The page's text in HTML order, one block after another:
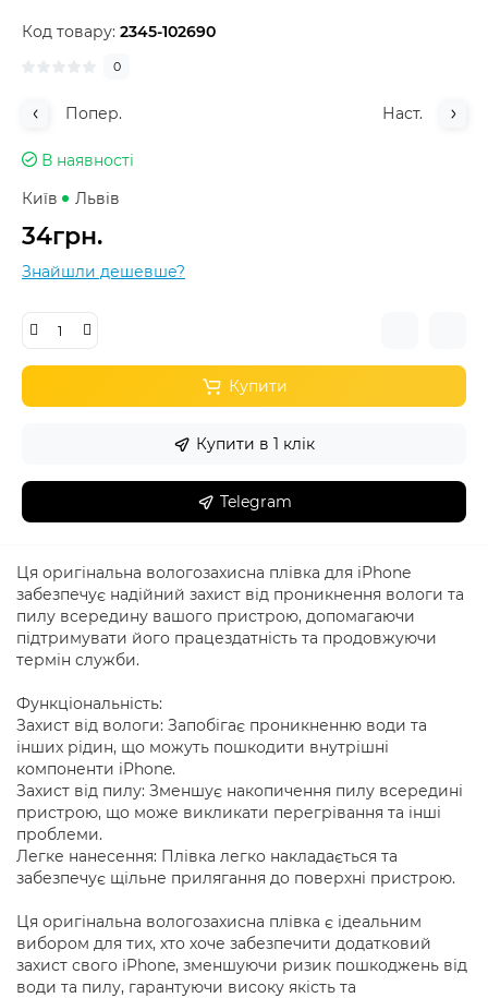
Код товару: 2345-102690
0
Попер. Наст.
В наявності
Київ
Львів
34грн.
Знайшли дешевше?
Купити
Купити в 1 клік
Telegram
Ця оригінальна вологозахисна плівка для iPhone
забезпечує надійний захист від проникнення вологи та
пилу всередину вашого пристрою, допомагаючи
підтримувати його працездатність та продовжуючи
термін служби.
Функціональність:
Захист від вологи: Запобігає проникненню води та
інших рідин, що можуть пошкодити внутрішні
компоненти iPhone.
Захист від пилу: Зменшує накопичення пилу всередині
пристрою, що може викликати перегрівання та інші
проблеми.
Легке нанесення: Плівка легко накладається та
забезпечує щільне прилягання до поверхні пристрою.
Ця оригінальна вологозахисна плівка є ідеальним
вибором для тих, хто хоче забезпечити додатковий
захист свого iPhone, зменшуючи ризик пошкоджень від
води та пилу, гарантуючи високу якість та